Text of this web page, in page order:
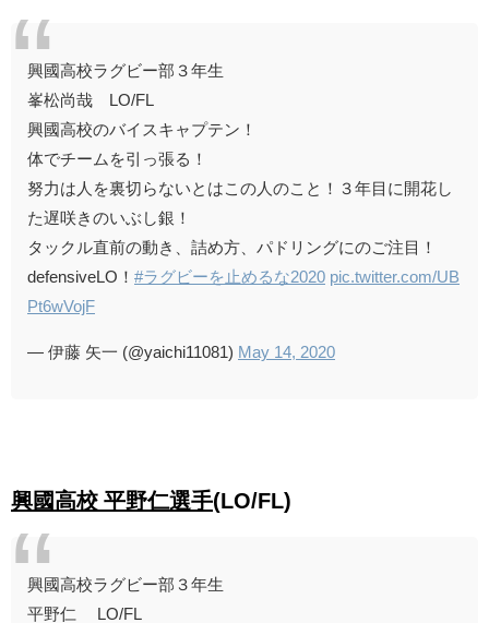
興國高校ラグビー部３年生
峯松尚哉 LO/FL
興國高校のバイスキャプテン！
体でチームを引っ張る！
努力は人を裏切らないとはこの人のこと！３年目に開花し
た遅咲きのいぶし銀！
タックル直前の動き、詰め方、パドリングにのご注目！
defensiveLO！ #ラグビーを止めるな2020 pic.twitter.com/UB
Pt6wVojF
— 伊藤 矢一 (@yaichi11081) May 14, 2020
興國高校 平野仁選手(LO/FL)
興國高校ラグビー部３年生
平野仁 LO/FL